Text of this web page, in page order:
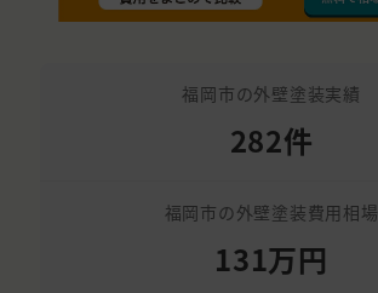
福岡市の外壁塗装実績
282件
福岡市の外壁塗装費用相場
131万円